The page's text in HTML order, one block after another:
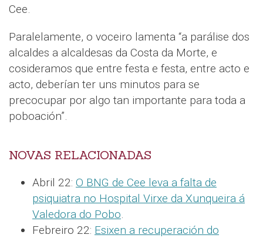
Cee.
Paralelamente, o voceiro lamenta “a parálise dos
alcaldes a alcaldesas da Costa da Morte, e
cosideramos que entre festa e festa, entre acto e
acto, deberían ter uns minutos para se
precocupar por algo tan importante para toda a
poboación”.
NOVAS RELACIONADAS
Abril 22: O BNG de Cee leva a falta de
psiquiatra no Hospital Virxe da Xunqueira á
Valedora do Pobo.
Febreiro 22: Esixen a recuperación do